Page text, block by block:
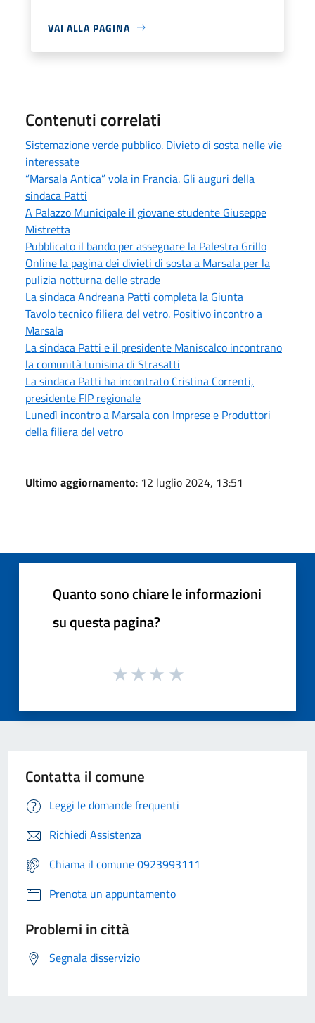
VAI ALLA PAGINA
Contenuti correlati
Sistemazione verde pubblico. Divieto di sosta nelle vie
interessate
“Marsala Antica” vola in Francia. Gli auguri della
sindaca Patti
A Palazzo Municipale il giovane studente Giuseppe
Mistretta
Pubblicato il bando per assegnare la Palestra Grillo
Online la pagina dei divieti di sosta a Marsala per la
pulizia notturna delle strade
La sindaca Andreana Patti completa la Giunta
Tavolo tecnico filiera del vetro. Positivo incontro a
Marsala
La sindaca Patti e il presidente Maniscalco incontrano
la comunità tunisina di Strasatti
La sindaca Patti ha incontrato Cristina Correnti,
presidente FIP regionale
Lunedì incontro a Marsala con Imprese e Produttori
della filiera del vetro
Ultimo aggiornamento: 12 luglio 2024, 13:51
Quanto sono chiare le informazioni
su questa pagina?
Contatta il comune
Leggi le domande frequenti
Richiedi Assistenza
Chiama il comune 0923993111
Prenota un appuntamento
Problemi in città
Segnala disservizio